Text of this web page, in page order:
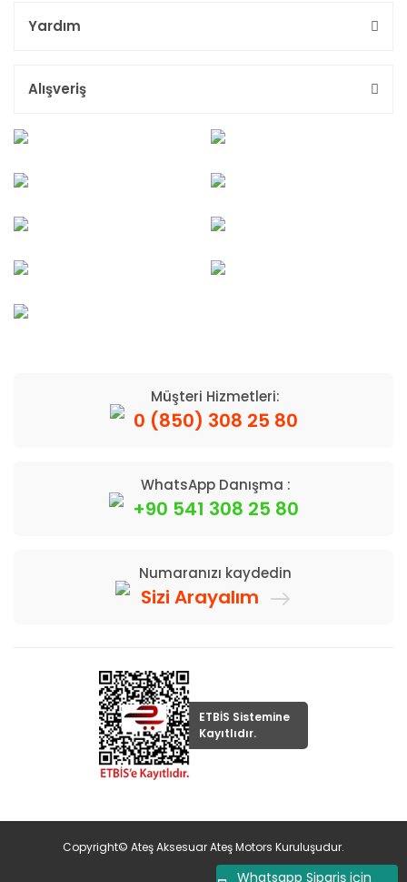
Whatsapp Sipariş için
Yardım
Alışveriş
Müşteri Hizmetleri:
0 (850) 308 25 80
WhatsApp Danışma :
+90 541 308 25 80
Numaranızı kaydedin
Sizi Arayalım
ETBİS Sistemine
Kayıtlıdır.
Copyright© Ateş Aksesuar Ateş Motors Kuruluşudur.